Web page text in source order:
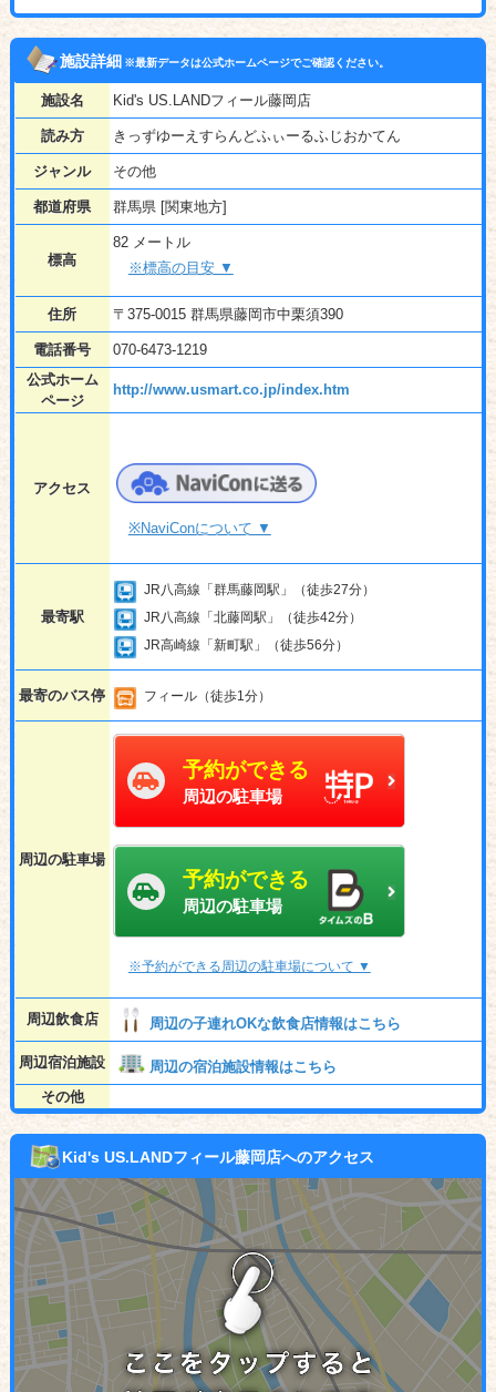
施設詳細※最新データは公式ホームページでご確認ください。
施設名 Kid's US.LANDフィール藤岡店
読み方 きっずゆーえすらんどふぃーるふじおかてん
ジャンル その他
都道府県 群馬県 [関東地方]
標高
82 メートル
※標高の目安 ▼
住所 〒375-0015 群馬県藤岡市中栗須390
電話番号
070-6473-1219
公式ホーム
ページ
http://www.usmart.co.jp/index.htm
アクセス
※NaviConについて ▼
最寄駅
JR八高線「群馬藤岡駅」（徒歩27分）
JR八高線「北藤岡駅」（徒歩42分）
JR高崎線「新町駅」（徒歩56分）
最寄のバス停 フィール（徒歩1分）
周辺の駐車場
予約ができる
周辺の駐車場
予約ができる
周辺の駐車場
※予約ができる周辺の駐車場について ▼
周辺飲食店 周辺の子連れOKな飲食店情報はこちら
周辺宿泊施設
周辺の宿泊施設情報はこちら
その他
Kid's US.LANDフィール藤岡店へのアクセス